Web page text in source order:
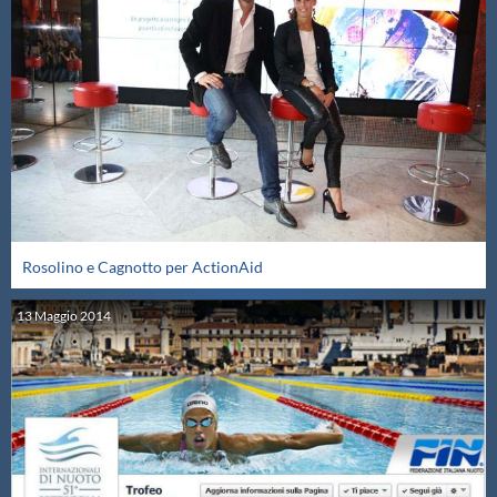
Rosolino e Cagnotto per ActionAid
13Maggio2014